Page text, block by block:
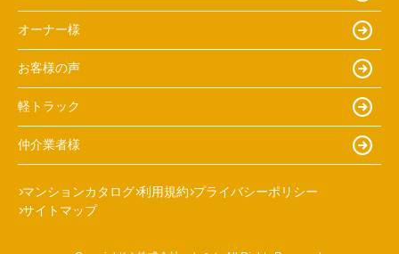
オーナー様
お客様の声
軽トラック
仲介業者様
マンションカタログ 利用規約 プライバシーポリシー
サイトマップ